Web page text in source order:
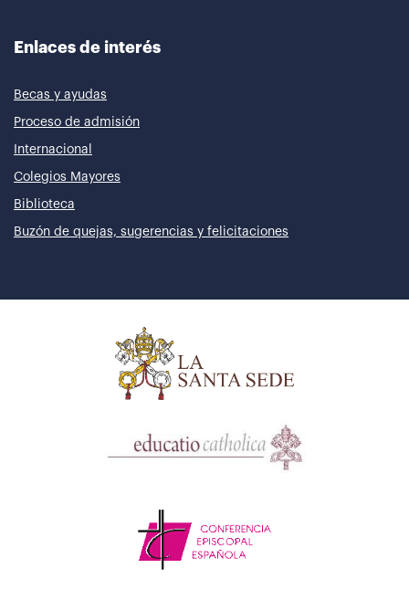
Enlaces de interés
Becas y ayudas
Proceso de admisión
Internacional
Colegios Mayores
Biblioteca
Buzón de quejas, sugerencias y felicitaciones